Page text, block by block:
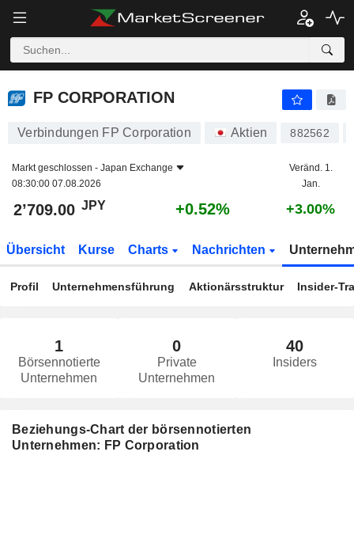
FP CORPORATION
FP CORPORATION
Verbindungen FP Corporation Aktien 882562
Markt geschlossen - Japan Exchange
08:30:00 07.08.2026
Veränd. 1.
Jan.
2’709.00 JPY +0.52% +3.00%
Übersicht Kurse Charts Nachrichten
Profil Unternehmensführung Aktionärsstruktur Insider-
1
Börsennotierte
Unternehmen
0
Private
Unternehmen
40
Insiders
Beziehungs-Chart der börsennotierten
Unternehmen: FP Corporation